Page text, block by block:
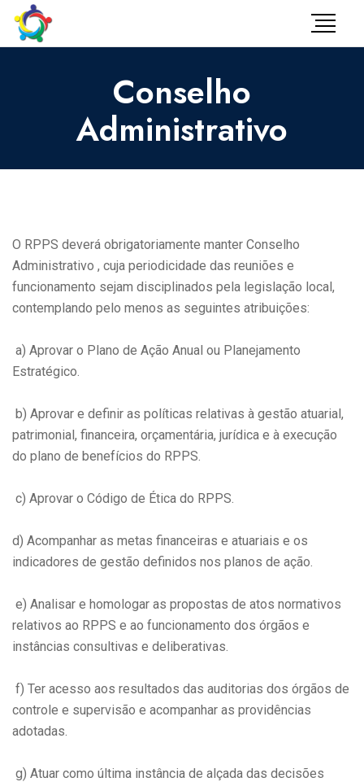
Conselho
Administrativo
O RPPS deverá obrigatoriamente manter Conselho
Administrativo , cuja periodicidade das reuniões e
funcionamento sejam disciplinados pela legislação local,
contemplando pelo menos as seguintes atribuições:
a) Aprovar o Plano de Ação Anual ou Planejamento
Estratégico.
b) Aprovar e definir as políticas relativas à gestão atuarial,
patrimonial, financeira, orçamentária, jurídica e à execução
do plano de benefícios do RPPS.
c) Aprovar o Código de Ética do RPPS.
d) Acompanhar as metas financeiras e atuariais e os
indicadores de gestão definidos nos planos de ação.
e) Analisar e homologar as propostas de atos normativos
relativos ao RPPS e ao funcionamento dos órgãos e
instâncias consultivas e deliberativas.
f) Ter acesso aos resultados das auditorias dos órgãos de
controle e supervisão e acompanhar as providências
adotadas.
g) Atuar como última instância de alçada das decisões